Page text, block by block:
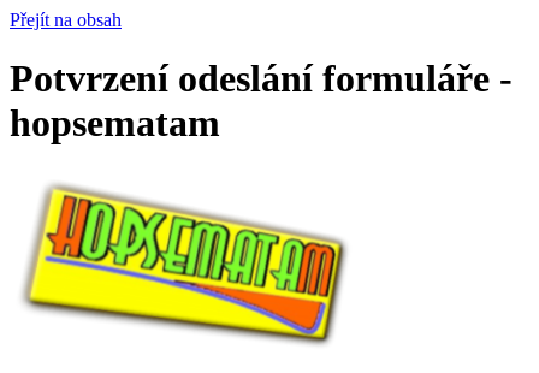
Přejít na obsah
Potvrzení odeslání formuláře -
hopsematam